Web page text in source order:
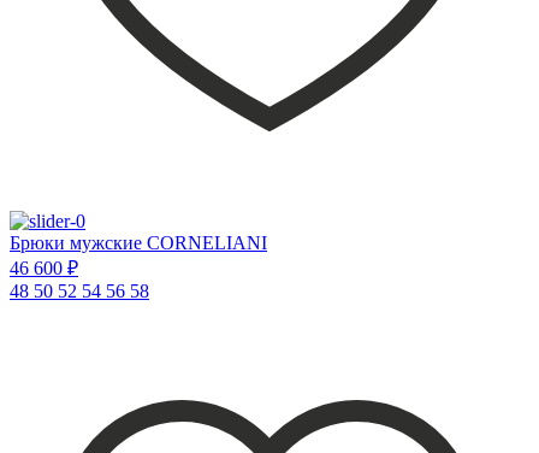
Брюки мужские CORNELIANI
46 600 ₽
48 50 52 54 56 58